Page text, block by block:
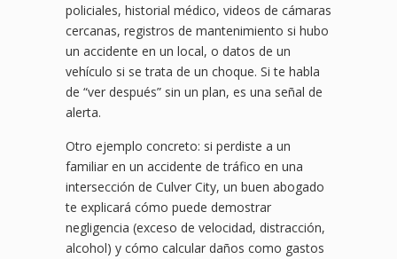
policiales, historial médico, videos de cámaras
cercanas, registros de mantenimiento si hubo
un accidente en un local, o datos de un
vehículo si se trata de un choque. Si te habla
de “ver después” sin un plan, es una señal de
alerta.
Otro ejemplo concreto: si perdiste a un
familiar en un accidente de tráfico en una
intersección de Culver City, un buen abogado
te explicará cómo puede demostrar
negligencia (exceso de velocidad, distracción,
alcohol) y cómo calcular daños como gastos